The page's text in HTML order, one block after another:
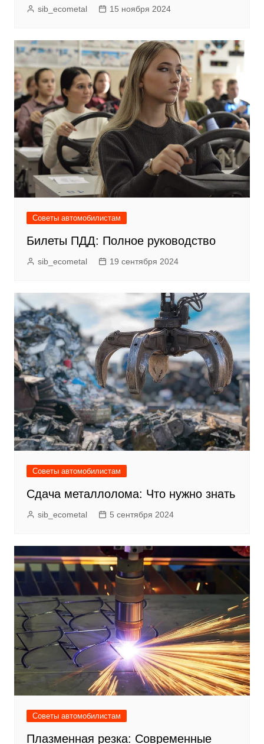
sib_ecometal 15 ноября 2024
Советы автомобилистам
Билеты ПДД: Полное руководство
sib_ecometal 19 сентября 2024
Советы автомобилистам
Сдача металлолома: Что нужно знать
sib_ecometal 5 сентября 2024
Советы автомобилистам
Плазменная резка: Современные